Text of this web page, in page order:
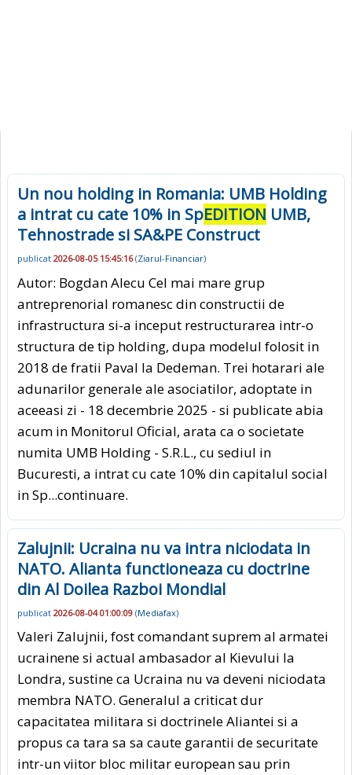
Un nou holding in Romania: UMB Holding
a intrat cu cate 10% in SpEDITION UMB,
Tehnostrade si SA&PE Construct
publicat 2026-08-05 15:45:16(Ziarul-Financiar)
Autor: Bogdan Alecu Cel mai mare grup
antreprenorial romanesc din constructii de
infrastructura si-a inceput restructurarea intr-o
structura de tip holding, dupa modelul folosit in
2018 de fratii Paval la Dedeman. Trei hotarari ale
adunarilor generale ale asociatilor, adoptate in
aceeasi zi - 18 decembrie 2025 - si publicate abia
acum in Monitorul Oficial, arata ca o societate
numita UMB Holding - S.R.L., cu sediul in
Bucuresti, a intrat cu cate 10% din capitalul social
in Sp...continuare.
Zalujnii: Ucraina nu va intra niciodata in
NATO. Alianta functioneaza cu doctrine
din Al Doilea Razboi Mondial
publicat 2026-08-04 01:00:09 (Mediafax)
Valeri Zalujnii, fost comandant suprem al armatei
ucrainene si actual ambasador al Kievului la
Londra, sustine ca Ucraina nu va deveni niciodata
membra NATO. Generalul a criticat dur
capacitatea militara si doctrinele Aliantei si a
propus ca tara sa sa caute garantii de securitate
intr-un viitor bloc militar european sau prin